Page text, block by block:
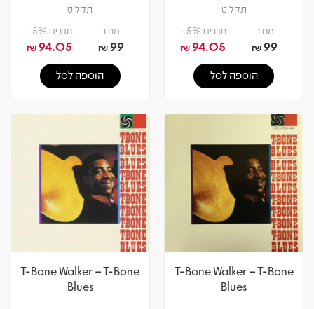
תקליט
מחיר
99
₪
חברים 5% -
94.05
₪
הוספה לסל
תקליט
מחיר
99
₪
חברים 5% -
94.05
₪
הוספה לסל
T-Bone Walker – T-Bone
Blues
T-Bone Walker – T-Bone
Blues